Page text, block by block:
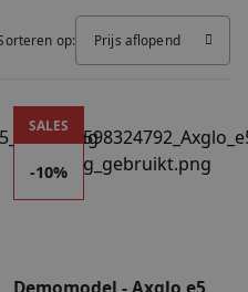
op: Prijs aflopend
ULTRA accu (zwart)
SALES
-10%
Demomodel - Axglo e5